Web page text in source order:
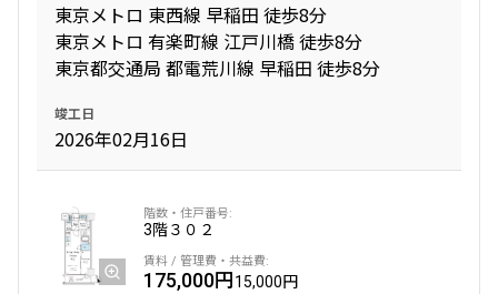
158,000円10,000円
1.0ヶ月 無
お問合せ
東京メトロ 東西線 早稲田 徒歩8分
東京メトロ 有楽町線 江戸川橋 徒歩8分
東京都交通局 都電荒川線 早稲田 徒歩8分
竣工日
2026年02月16日
3階３０２
175,000円15,000円